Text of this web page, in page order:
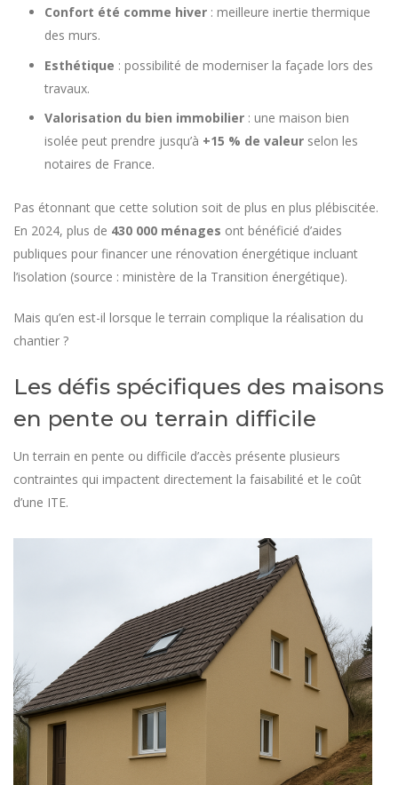
Confort été comme hiver : meilleure inertie thermique
des murs.
Esthétique : possibilité de moderniser la façade lors des
travaux.
Valorisation du bien immobilier : une maison bien
isolée peut prendre jusqu’à +15 % de valeur selon les
notaires de France.
Pas étonnant que cette solution soit de plus en plus plébiscitée.
En 2024, plus de 430 000 ménages ont bénéficié d’aides
publiques pour financer une rénovation énergétique incluant
l’isolation (source : ministère de la Transition énergétique).
Mais qu’en est-il lorsque le terrain complique la réalisation du
chantier ?
Les défis spécifiques des maisons
en pente ou terrain difficile
Un terrain en pente ou difficile d’accès présente plusieurs
contraintes qui impactent directement la faisabilité et le coût
d’une ITE.